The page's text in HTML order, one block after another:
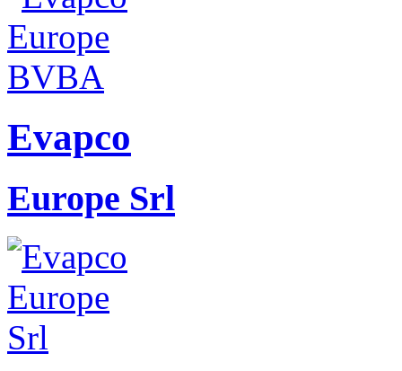
Evapco
Europe Srl